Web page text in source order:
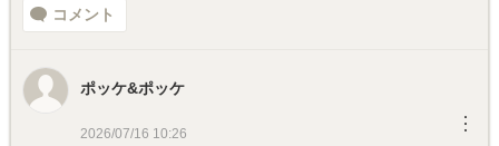
コメント
ポッケ&ポッケ
2026/07/16 10:26 ︙